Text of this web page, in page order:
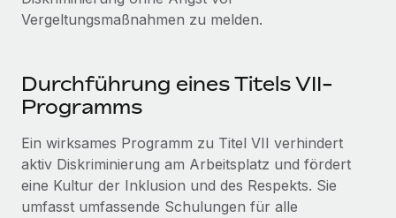
Gründung von Niederlassungen
Mobilität und Relocation
Mühelose Relocation von Mitarbeiter:innen
Benefits
Mühelose Verwaltung von Benefits
Revolution des Enterprise Contractor
Auf einen Blick Erfahre mehr über die unglaubliche
Transformation einer weltweit erfolgreichen...
Mehr erfahren
Den Blog erkunden
Neues zu Remote-Produkten: Integration mit
Gusto und Zero und Contractor Management
Plus
Vergeltungsmaßnahmen zu melden.
Durchführung eines Titels VII-
Programms
Ein wirksames Programm zu Titel VII verhindert
aktiv Diskriminierung am Arbeitsplatz und fördert
eine Kultur der Inklusion und des Respekts. Sie
umfasst umfassende Schulungen für alle